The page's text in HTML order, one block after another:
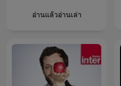
อ่านแล้วอ่านเล่า